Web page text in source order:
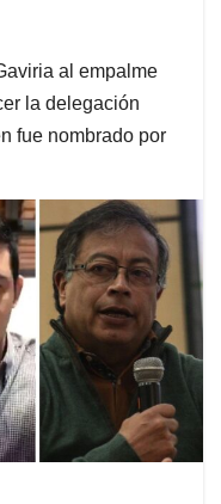
al empalme
la delegación
fue nombrado por